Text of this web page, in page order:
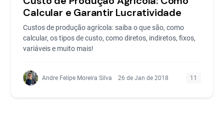
Calcular e Garantir Lucratividade
Custos de produção agrícola: saiba o que são, como
calcular, os tipos de custo, como diretos, indiretos, fixos,
variáveis e muito mais!
Andre Felipe Moreira Silva 26 de Jan de 2018 11